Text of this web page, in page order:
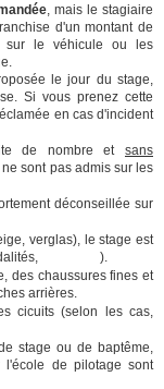
, mais le stagiaire
d'un montant de
sur le véhicule ou les
le jour du stage,
Si vous prenez cette
en cas d'incident
de nombre et sans
sont pas admis sur les
déconseillée sur
verglas), le stage est
).
des chaussures fines et
arrières.
cicuits (selon les cas,
stage ou de baptême,
l'école de pilotage sont